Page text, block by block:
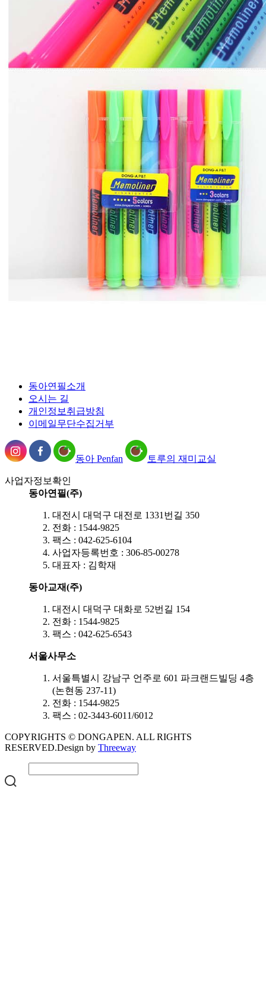
동아연필소개
오시는 길
개인정보취급방침
이메일무단수집거부
동아 Penfan 토루의 재미교실
사업자정보확인
동아연필(주)
대전시 대덕구 대전로 1331번길 350
전화 : 1544-9825
팩스 : 042-625-6104
사업자등록번호 : 306-85-00278
대표자 : 김학재
동아교재(주)
대전시 대덕구 대화로 52번길 154
전화 : 1544-9825
팩스 : 042-625-6543
서울사무소
서울특별시 강남구 언주로 601 파크랜드빌딩 4층
(논현동 237-11)
전화 : 1544-9825
팩스 : 02-3443-6011/6012
COPYRIGHTS © DONGAPEN. ALL RIGHTS
RESERVED.Design by Threeway